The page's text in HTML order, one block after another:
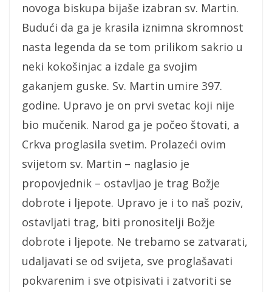
novoga biskupa bijaše izabran sv. Martin.
Budući da ga je krasila iznimna skromnost
nasta legenda da se tom prilikom sakrio u
neki kokošinjac a izdale ga svojim
gakanjem guske. Sv. Martin umire 397.
godine. Upravo je on prvi svetac koji nije
bio mučenik. Narod ga je počeo štovati, a
Crkva proglasila svetim. Prolazeći ovim
svijetom sv. Martin – naglasio je
propovjednik – ostavljao je trag Božje
dobrote i ljepote. Upravo je i to naš poziv,
ostavljati trag, biti pronositelji Božje
dobrote i ljepote. Ne trebamo se zatvarati,
udaljavati se od svijeta, sve proglašavati
pokvarenim i sve otpisivati i zatvoriti se